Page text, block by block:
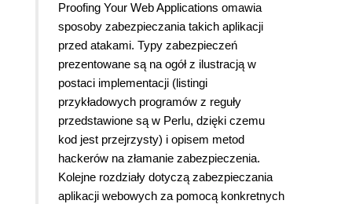
Proofing Your Web Applications omawia
sposoby zabezpieczania takich aplikacji
przed atakami. Typy zabezpieczeń
prezentowane są na ogół z ilustracją w
postaci implementacji (listingi
przykładowych programów z reguły
przedstawione są w Perlu, dzięki czemu
kod jest przejrzysty) i opisem metod
hackerów na złamanie zabezpieczenia.
Kolejne rozdziały dotyczą zabezpieczania
aplikacji webowych za pomocą konkretnych